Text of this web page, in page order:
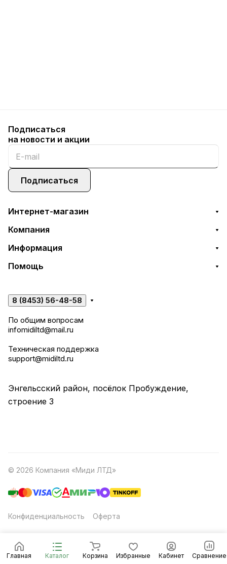
Главная Каталог Корзина Избранные Кабинет Сравнение
Подписаться
на новости и акции
Подписаться
Интернет-магазин
Компания
Информация
Помощь
8 (8453) 56-48-58
По общим вопросам
infomidiltd@mail.ru
Техническая поддержка
support@midiltd.ru
Энгельсский район, посёлок Пробуждение,
строение 3
© 2026 Компания «Миди ЛТД»
Конфиденциальность Оферта